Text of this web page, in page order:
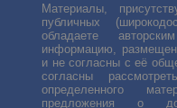
Материалы,
публичных
обладаете
информацию,
и не согласны с её
согласны
определенного
предложения о